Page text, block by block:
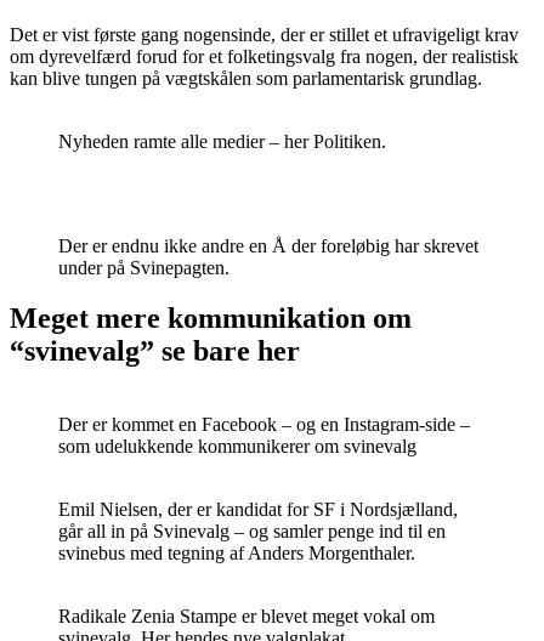
Det er vist første gang nogensinde, der er stillet et ufravigeligt krav
om dyrevelfærd forud for et folketingsvalg fra nogen, der realistisk
kan blive tungen på vægtskålen som parlamentarisk grundlag.
Nyheden ramte alle medier – her Politiken.
Der er endnu ikke andre en Å der foreløbig har skrevet
under på Svinepagten.
Meget mere kommunikation om
“svinevalg” se bare her
Der er kommet en Facebook – og en Instagram-side –
som udelukkende kommunikerer om svinevalg
Emil Nielsen, der er kandidat for SF i Nordsjælland,
går all in på Svinevalg – og samler penge ind til en
svinebus med tegning af Anders Morgenthaler.
Radikale Zenia Stampe er blevet meget vokal om